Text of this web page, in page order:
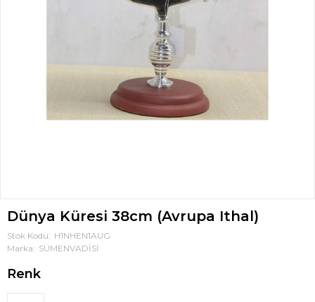
Dünya Küresi 38cm (Avrupa Ithal)
Stok Kodu
H1NHEN1AUG
Marka
SÜMENVADİSİ
Renk